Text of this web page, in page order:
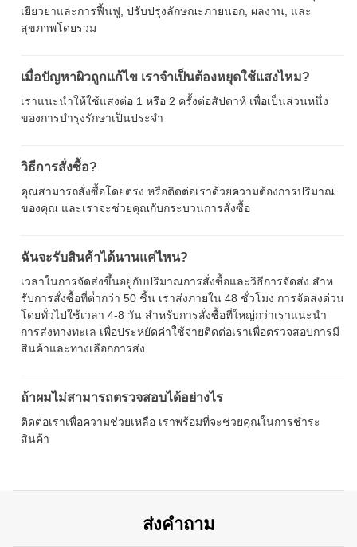
เยียวยาและการฟื้นฟู, ปรับปรุงลักษณะภายนอก, ผลงาน, และ
สุขภาพโดยรวม
เมื่อปัญหาผิวถูกแก้ไข เราจําเป็นต้องหยุดใช้แสงไหม?
เราแนะนําให้ใช้แสงต่อ 1 หรือ 2 ครั้งต่อสัปดาห์ เพื่อเป็นส่วนหนึ่ง
ของการบํารุงรักษาเป็นประจํา
วิธีการสั่งซื้อ?
คุณสามารถสั่งซื้อโดยตรง หรือติดต่อเราด้วยความต้องการปริมาณ
ของคุณ และเราจะช่วยคุณกับกระบวนการสั่งซื้อ
ฉันจะรับสินค้าได้นานแค่ไหน?
เวลาในการจัดส่งขึ้นอยู่กับปริมาณการสั่งซื้อและวิธีการจัดส่ง สําห
รับการสั่งซื้อที่ต่ํากว่า 50 ชิ้น เราส่งภายใน 48 ชั่วโมง การจัดส่งด่วน
โดยทั่วไปใช้เวลา 4-8 วัน สําหรับการสั่งซื้อที่ใหญ่กว่าเราแนะนํา
การส่งทางทะเล เพื่อประหยัดค่าใช้จ่ายติดต่อเราเพื่อตรวจสอบการมี
สินค้าและทางเลือกการส่ง
ถ้าผมไม่สามารถตรวจสอบได้อย่างไร
ติดต่อเราเพื่อความช่วยเหลือ เราพร้อมที่จะช่วยคุณในการชําระ
สินค้า
ส่งคำถาม